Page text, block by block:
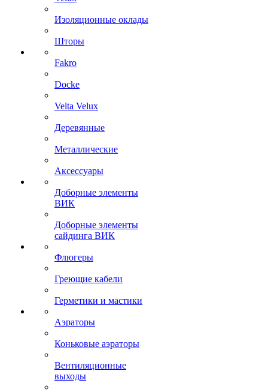
Изоляционные оклады
Шторы
Fakro
Docke
Velta Velux
Деревянные
Металлические
Аксессуары
Доборные элементы
ВИК
Доборные элементы
сайдинга ВИК
Флюгеры
Греющие кабели
Герметики и мастики
Аэраторы
Коньковые аэраторы
Вентиляционные
выходы